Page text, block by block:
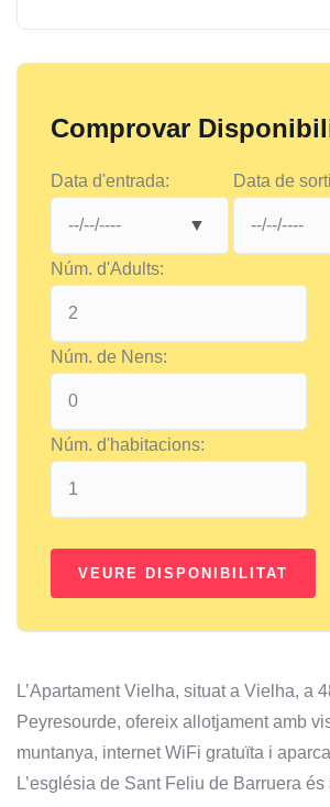
Comprovar
Data d'entrada: Data de
Núm. d'Adults:
Núm. de Nens:
Núm. d'habitacions:
L’Apartament Vielha, situat a Vielha, a
Peyresourde, ofereix allotjament amb
muntanya, internet WiFi gratuïta i
L’església de Sant Feliu de Barruera és